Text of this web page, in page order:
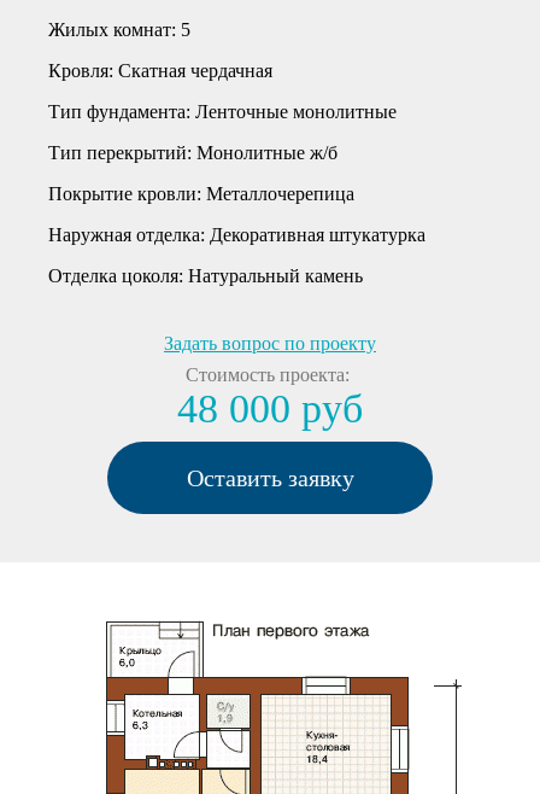
Жилых комнат: 5
Кровля: Скатная чердачная
Тип фундамента: Ленточные монолитные
Тип перекрытий: Монолитные ж/б
Покрытие кровли: Металлочерепица
Наружная отделка: Декоративная штукатурка
Отделка цоколя: Натуральный камень
Задать вопрос по проекту
Стоимость проекта:
48 000 руб
Оставить заявку